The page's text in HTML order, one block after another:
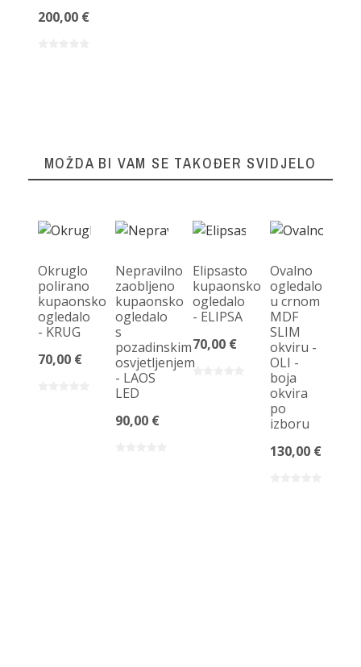
200,00 €
MOŽDA BI VAM SE TAKOĐER SVIDJELO
Okruglo
polirano
kupaonsko
ogledalo
- KRUG
70,00 €
Nepravilno
zaobljeno
kupaonsko
ogledalo
s
pozadinskim
osvjetljenjem
- LAOS
LED
90,00 €
Elipsasto
kupaonsko
ogledalo
- ELIPSA
70,00 €
Ovalno
ogledalo
u crnom
MDF
SLIM
okviru -
OLI -
boja
okvira
po
izboru
130,00 €